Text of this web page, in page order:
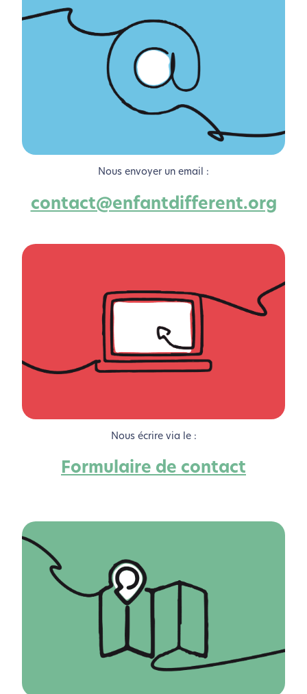
Nous envoyer un email :
contact@enfantdifferent.org
Nous écrire via le :
Formulaire de contact